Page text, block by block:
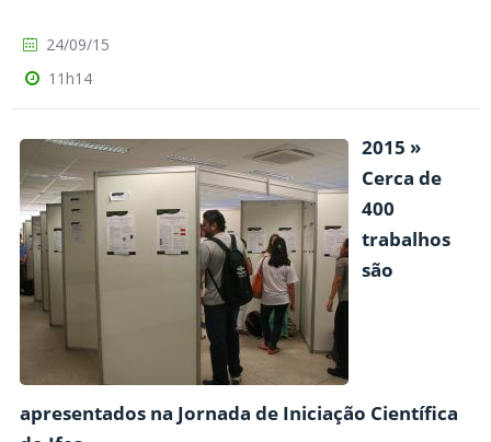
24/09/15
11h14
2015 »
Cerca de
400
trabalhos
são
apresentados na Jornada de Iniciação Científica